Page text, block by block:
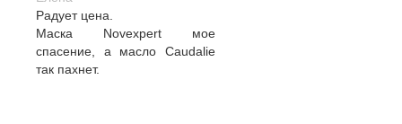
Радует цена.
Маска Novexpert мое
спасение, а масло Сaudalie
так пахнет.